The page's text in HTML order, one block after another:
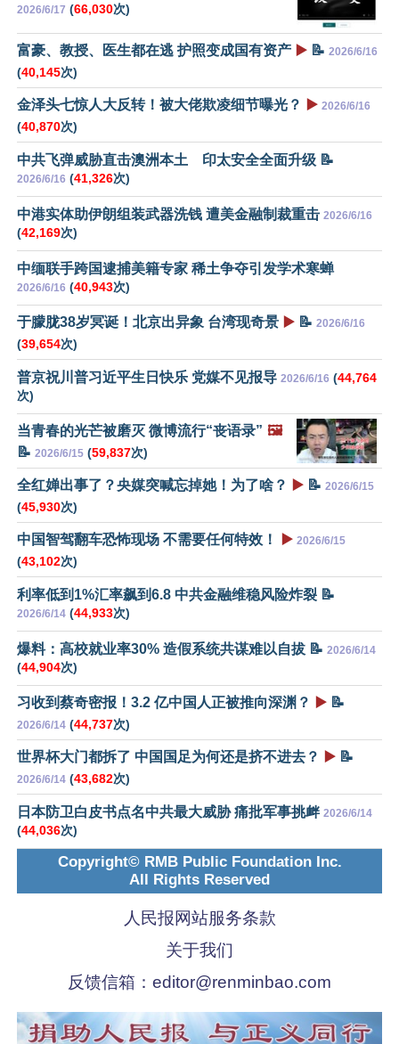
2026/6/17 (66,030次)
富豪、教授、医生都在逃 护照变成国有资产 ▶️ 📝 2026/6/16
(40,145次)
金泽头七惊人大反转！被大佬欺凌细节曝光？ ▶️ 2026/6/16
(40,870次)
中共飞弹威胁直击澳洲本土 印太安全全面升级 📝
2026/6/16 (41,326次)
中港实体助伊朗组装武器洗钱 遭美金融制裁重击 2026/6/16
(42,169次)
中缅联手跨国逮捕美籍专家 稀土争夺引发学术寒蝉
2026/6/16 (40,943次)
于朦胧38岁冥诞！北京出异象 台湾现奇景 ▶️ 📝 2026/6/16
(39,654次)
普京祝川普习近平生日快乐 党媒不见报导 2026/6/16 (44,764
次)
当青春的光芒被磨灭 微博流行“丧语录” 🖼️
📝 2026/6/15 (59,837次)
全红婵出事了？央媒突喊忘掉她！为了啥？ ▶️ 📝 2026/6/15
(45,930次)
中国智驾翻车恐怖现场 不需要任何特效！ ▶️ 2026/6/15
(43,102次)
利率低到1%汇率飙到6.8 中共金融维稳风险炸裂 📝
2026/6/14 (44,933次)
爆料：高校就业率30% 造假系统共谋难以自拔 📝 2026/6/14
(44,904次)
习收到蔡奇密报！3.2 亿中国人正被推向深渊？ ▶️ 📝
2026/6/14 (44,737次)
世界杯大门都拆了 中国国足为何还是挤不进去？ ▶️ 📝
2026/6/14 (43,682次)
日本防卫白皮书点名中共最大威胁 痛批军事挑衅 2026/6/14
(44,036次)
Copyright© RMB Public Foundation Inc.
All Rights Reserved
人民报网站服务条款
关于我们
反馈信箱： editor@renminbao.com